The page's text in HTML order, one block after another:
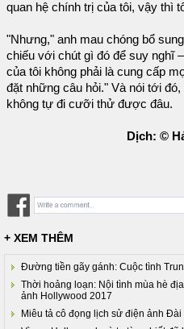
quan hệ chính trị của tôi, vậy thì
"Nhưng," anh mau chóng bổ
chiếu với chút gì đó để suy nghĩ
của tôi không phải là cung cấp
đặt những câu hỏi." Và nói tới
không tự đi cưỡi thử được đâu.
Dịch: ©
+ XEM THÊM
Đường tiền gãy gánh: Cuộc tình
Thời hoảng loạn: Nội tình mùa hè
ảnh Hollywood 2017
Miêu tả cô đọng lịch sử điện ảnh Đài